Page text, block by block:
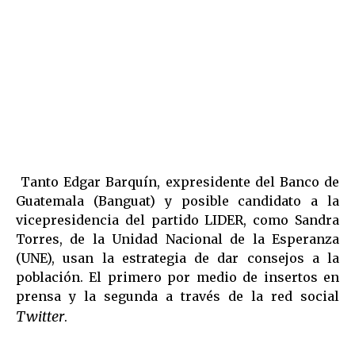
Tanto Edgar Barquín, expresidente del Banco de
Guatemala (Banguat) y posible candidato a la
vicepresidencia del partido LIDER, como Sandra
Torres, de la Unidad Nacional de la Esperanza
(UNE), usan la estrategia de dar consejos a la
población. El primero por medio de insertos en
prensa y la segunda a través de la red social
Twitter.